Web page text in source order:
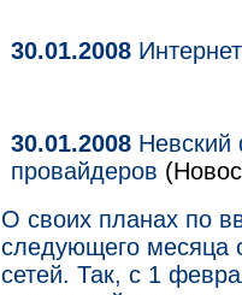
30.01.2008
30.01.2008 Невский
провайдеров
О своих планах по
следующего месяца
сетей. Так, с 1